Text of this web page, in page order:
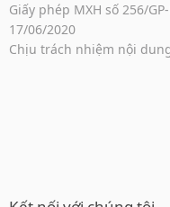
Giấy phép MXH số 256/
17/06/2020
Chịu trách nhiệm nội